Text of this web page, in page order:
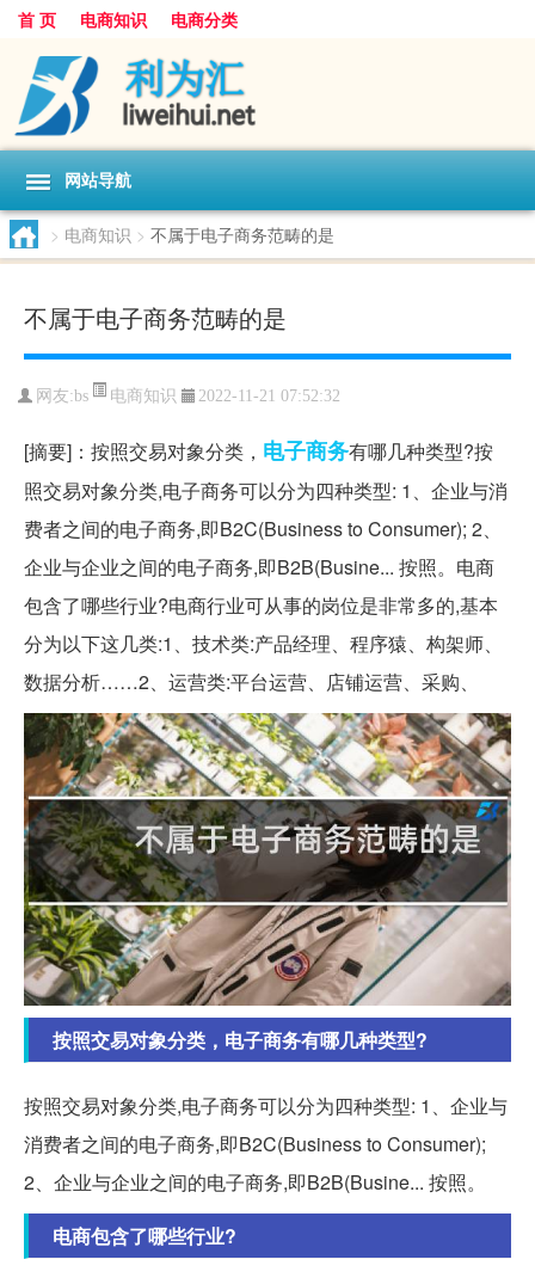
首 页 电商知识 电商分类
网站导航
> 电商知识 > 不属于电子商务范畴的是
不属于电子商务范畴的是
网友:bs 电商知识 2022-11-21 07:52:32
[摘要]：按照交易对象分类， 电子商务有哪几种类型?按
照交易对象分类,电子商务可以分为四种类型: 1、企业与消
费者之间的电子商务,即B2C(Business to Consumer); 2、
企业与企业之间的电子商务,即B2B(Busine... 按照。电商
包含了哪些行业?电商行业可从事的岗位是非常多的,基本
分为以下这几类:1、技术类:产品经理、程序猿、构架师、
数据分析……2、运营类:平台运营、店铺运营、采购、
按照交易对象分类，电子商务有哪几种类型?
按照交易对象分类,电子商务可以分为四种类型: 1、企业与
消费者之间的电子商务,即B2C(Business to Consumer);
2、企业与企业之间的电子商务,即B2B(Busine... 按照。
电商包含了哪些行业?